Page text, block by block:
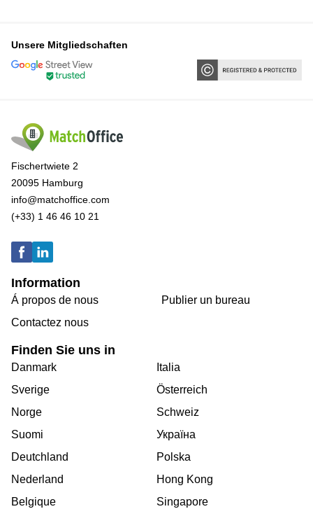
Unsere Mitgliedschaften
Fischertwiete 2
20095 Hamburg
info@matchoffice.com
(+33) 1 46 46 10 21
Information
Á propos de nous
Contactez nous
Publier un bureau
Finden Sie uns in
Danmark
Sverige
Norge
Suomi
Deutchland
Nederland
Belgique
Italia
Österreich
Schweiz
Україна
Polska
Hong Kong
Singapore